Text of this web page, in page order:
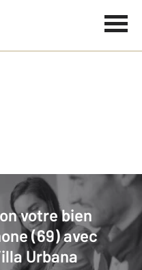
(69) avec
Urbana
votre